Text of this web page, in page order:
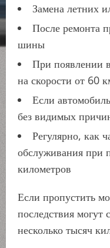
Замена летних
После ремонта
шины
При появлении
на скорости от 60
Если
без видимых
Регулярно, как
обслуживания при
километров
Если пропустить
последствия могут
несколько тысяч